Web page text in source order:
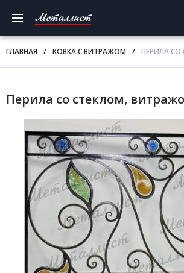
Металлист
ГЛАВНАЯ / КОВКА С ВИТРАЖОМ / ПЕРИЛА
Перила со стеклом,